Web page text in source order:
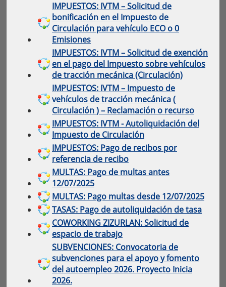
IMPUESTOS: IVTM – Solicitud de
bonificación en el Impuesto de
Circulación para vehículo ECO o 0
Emisiones
IMPUESTOS: IVTM – Solicitud de exención
en el pago del Impuesto sobre vehículos
de tracción mecánica (Circulación)
IMPUESTOS: IVTM – Impuesto de
vehículos de tracción mecánica (
Circulación ) – Reclamación o recurso
IMPUESTOS: IVTM - Autoliquidación del
Impuesto de Circulación
IMPUESTOS: Pago de recibos por
referencia de recibo
MULTAS: Pago de multas antes
12/07/2025
MULTAS: Pago multas desde 12/07/2025
TASAS: Pago de autoliquidación de tasa
COWORKING ZIZURLAN: Solicitud de
espacio de trabajo
SUBVENCIONES: Convocatoria de
subvenciones para el apoyo y fomento
del autoempleo 2026. Proyecto Inicia
2026.